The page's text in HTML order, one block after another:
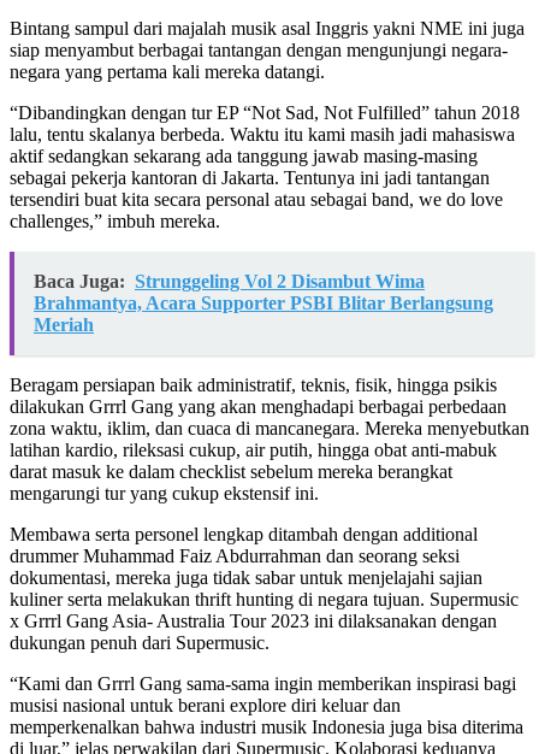
Bintang sampul dari majalah musik asal Inggris yakni NME ini juga
siap menyambut berbagai tantangan dengan mengunjungi negara-
negara yang pertama kali mereka datangi.
“Dibandingkan dengan tur EP “Not Sad, Not Fulfilled” tahun 2018
lalu, tentu skalanya berbeda. Waktu itu kami masih jadi mahasiswa
aktif sedangkan sekarang ada tanggung jawab masing-masing
sebagai pekerja kantoran di Jakarta. Tentunya ini jadi tantangan
tersendiri buat kita secara personal atau sebagai band, we do love
challenges,” imbuh mereka.
Baca Juga: Strunggeling Vol 2 Disambut Wima
Brahmantya, Acara Supporter PSBI Blitar Berlangsung
Meriah
Beragam persiapan baik administratif, teknis, fisik, hingga psikis
dilakukan Grrrl Gang yang akan menghadapi berbagai perbedaan
zona waktu, iklim, dan cuaca di mancanegara. Mereka menyebutkan
latihan kardio, rileksasi cukup, air putih, hingga obat anti-mabuk
darat masuk ke dalam checklist sebelum mereka berangkat
mengarungi tur yang cukup ekstensif ini.
Membawa serta personel lengkap ditambah dengan additional
drummer Muhammad Faiz Abdurrahman dan seorang seksi
dokumentasi, mereka juga tidak sabar untuk menjelajahi sajian
kuliner serta melakukan thrift hunting di negara tujuan. Supermusic
x Grrrl Gang Asia- Australia Tour 2023 ini dilaksanakan dengan
dukungan penuh dari Supermusic.
“Kami dan Grrrl Gang sama-sama ingin memberikan inspirasi bagi
musisi nasional untuk berani explore diri keluar dan
memperkenalkan bahwa industri musik Indonesia juga bisa diterima
di luar,” jelas perwakilan dari Supermusic. Kolaborasi keduanya